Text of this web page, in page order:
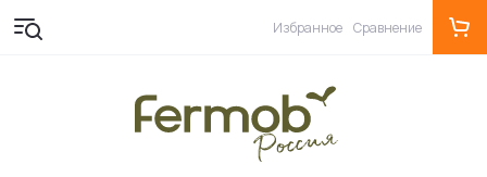
Избранное Сравнение